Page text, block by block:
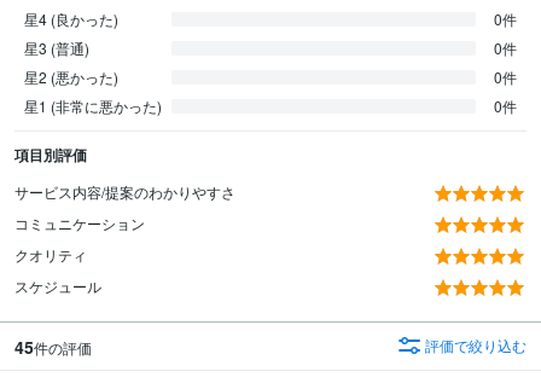
星4 (良かった)
0件
星3 (普通)
0件
星2 (悪かった)
0件
星1 (非常に悪かった)
0件
項目別評価
サービス内容/提案のわかりやすさ
コミュニケーション
クオリティ
スケジュール
45件の評価 評価で絞り込む